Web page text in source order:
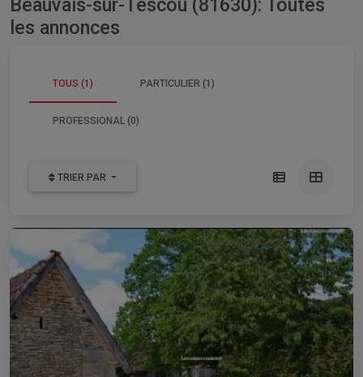
Beauvais-sur-Tescou (81630): Toutes
les annonces
TOUS (1) PARTICULIER (1)
PROFESSIONAL (0)
TRIER PAR